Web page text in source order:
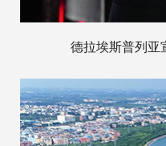
德拉埃斯普列亚